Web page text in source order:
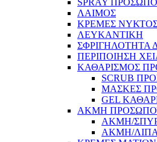
ΛΑΙΜΟΣ
ΚΡΕΜΕΣ
ΛΕΥΚΑΝΤΙΚΗ
ΣΦΡΙΓΗΛΟΤΗΤΑ
ΠΕΡΙΠΟΙΗΣΗ
ΚΑΘΑΡΙΣΜΟΣ
SCRUB
ΜΑΣΚΕΣ
GEL
ΑΚΜΗ
ΑΚΜΗ/
ΑΚΜΗ/